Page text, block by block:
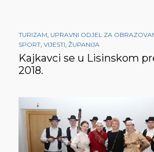
TURIZAM, UPRAVNI ODJEL ZA
SPORT, VIJESTI, ŽUPANIJA
Kajkavci se u Lisinskom
2018.